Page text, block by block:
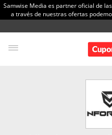
Samwise Media es partner oficial de
a través de nuestras ofertas